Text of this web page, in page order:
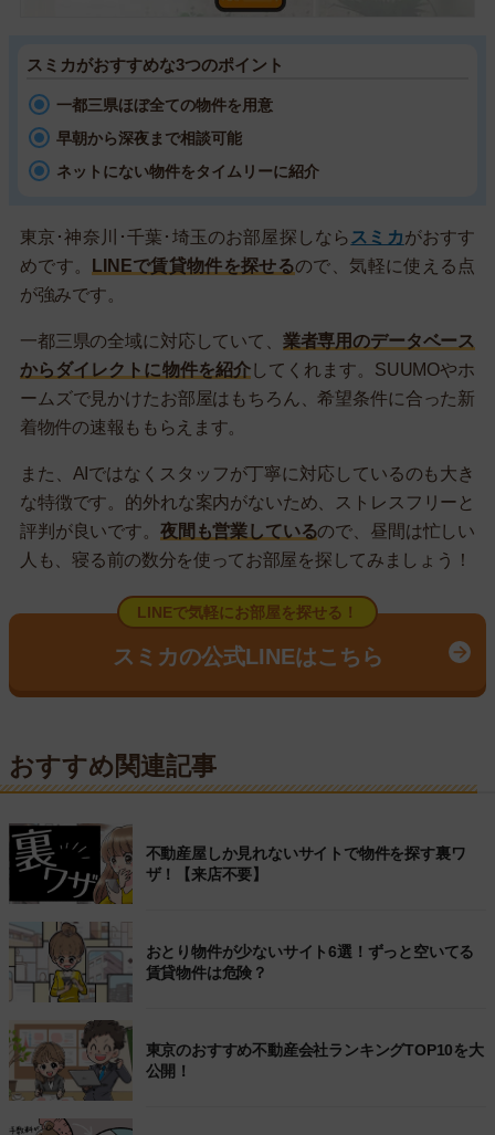
スミカがおすすめな3つのポイント
一都三県ほぼ全ての物件を用意
早朝から深夜まで相談可能
ネットにない物件をタイムリーに紹介
東京･神奈川･千葉･埼玉のお部屋探しならスミカがおすす
めです。
LINEで賃貸物件を探せるので、気軽に使える点
が強みです。
一都三県の全域に対応していて、 業者専用のデータベース
からダイレクトに物件を紹介してくれます。SUUMOやホ
ームズで見かけたお部屋はもちろん、希望条件に合った新
着物件の速報ももらえます。
また、AIではなくスタッフが丁寧に対応しているのも大き
な特徴です。的外れな案内がないため、ストレスフリーと
評判が良いです。 夜間も営業しているので、昼間は忙しい
人も、寝る前の数分を使ってお部屋を探してみましょう！
LINEで気軽にお部屋を探せる！
スミカの公式LINEはこちら
おすすめ関連記事
不動産屋しか見れないサイトで物件を探す裏ワ
ザ！【来店不要】
おとり物件が少ないサイト6選！ずっと空いてる
賃貸物件は危険？
東京のおすすめ不動産会社ランキングTOP10を大
公開！